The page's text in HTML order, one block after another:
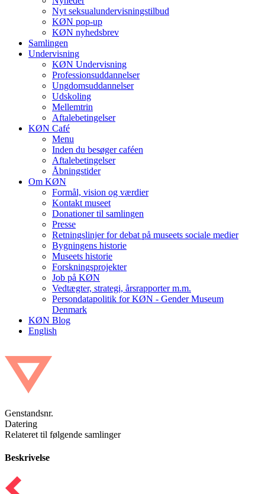
Nyt seksualundervisningstilbud
KØN pop-up
KØN nyhedsbrev
Samlingen
Undervisning
KØN Undervisning
Professionsuddannelser
Ungdomsuddannelser
Udskoling
Mellemtrin
Aftalebetingelser
KØN Café
Menu
Inden du besøger caféen
Aftalebetingelser
Åbningstider
Om KØN
Formål, vision og værdier
Kontakt museet
Donationer til samlingen
Presse
Retningslinjer for debat på museets sociale medier
Bygningens historie
Museets historie
Forskningsprojekter
Job på KØN
Vedtægter, strategi, årsrapporter m.m.
Persondatapolitik for KØN - Gender Museum
Denmark
KØN Blog
English
Genstandsnr.
Datering
Relateret til følgende samlinger
Beskrivelse